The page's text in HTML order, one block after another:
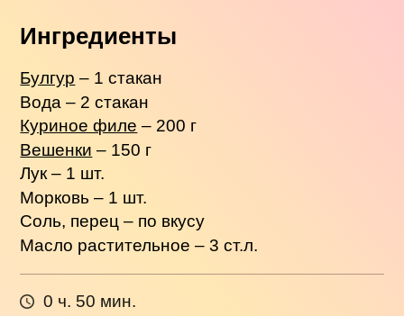
Ингредиенты
Булгур – 1 стакан
Вода – 2 стакан
Куриное филе – 200 г
Вешенки – 150 г
Лук – 1 шт.
Морковь – 1 шт.
Соль, перец – по вкусу
Масло растительное – 3 ст.л.
0 ч. 50 мин.